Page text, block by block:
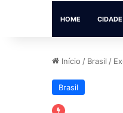
HOME CIDADE
Início / Brasil /
Brasil